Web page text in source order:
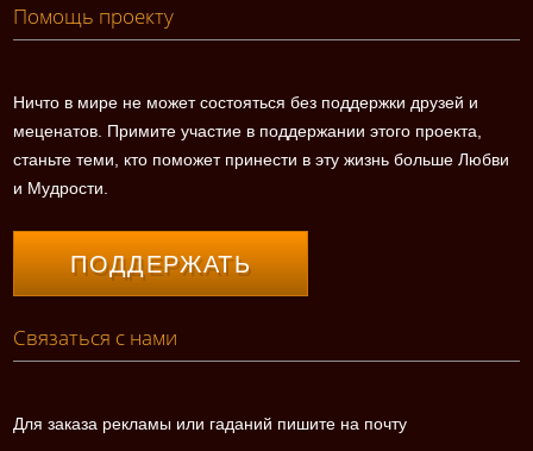
Помощь проекту
Ничто в мире не может состояться без поддержки друзей и
меценатов. Примите участие в поддержании этого проекта,
станьте теми, кто поможет принести в эту жизнь больше Любви
и Мудрости.
ПОДДЕРЖАТЬ
Связаться с нами
Для заказа рекламы или гаданий пишите на почту